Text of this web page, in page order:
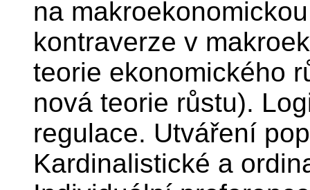
na
kontraverze v
teorie ekonomického
nová teorie růstu).
regulace. Utváření
Kardinalistické a